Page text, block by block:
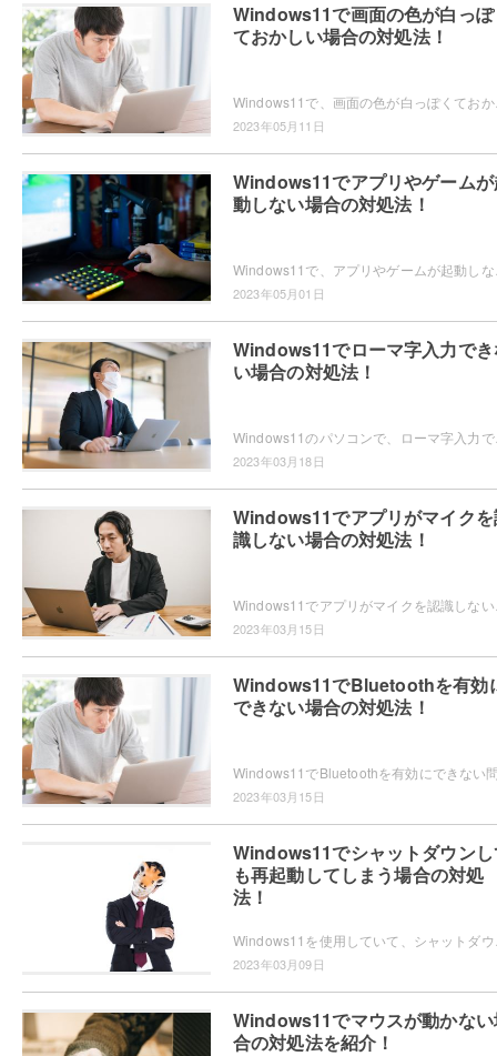
Windows11で画面の色が白っ
ておかしい場合の対処法！
Windows11で、画面の色が白っぽ
2023年05月11日
Windows11でアプリやゲーム
動しない場合の対処法！
2023年05月01日
Windows11でローマ字入力で
い場合の対処法！
Windows11のパソコンで、ローマ
2023年03月18日
Windows11でアプリがマイク
識しない場合の対処法！
2023年03月15日
Windows11でBluetoothを有効
できない場合の対処法！
2023年03月15日
Windows11でシャットダウン
も再起動してしまう場合の対処
法！
2023年03月09日
Windows11でマウスが動かな
合の対処法を紹介！